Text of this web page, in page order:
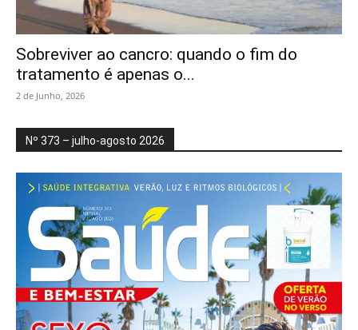
Sobreviver ao cancro: quando o fim do
tratamento é apenas o...
2 de Junho, 2026
Nº 373 – julho-agosto 2026